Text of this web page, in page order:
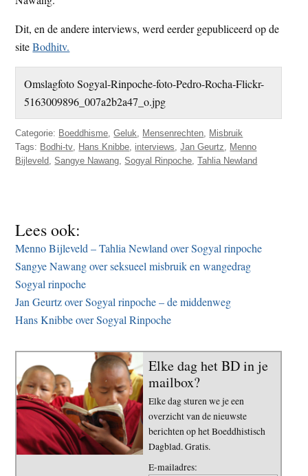
Dit, en de andere interviews, werd eerder gepubliceerd op de
siteBodhitv.
Omslagfoto Sogyal-Rinpoche-foto-Pedro-Rocha-Flickr-
5163009896_007a2b2a47_o.jpg
Categorie: Boeddhisme,Geluk, Mensenrechten, Misbruik
Tags: Bodhi-tv, Hans Knibbe, interviews,Jan Geurtz, Menno
Bijleveld,Sangye Nawang,Sogyal Rinpoche,Tahlia Newland
Lees ook:
Menno Bijleveld – Tahlia Newland over Sogyal rinpoche
Sangye Nawang over seksueel misbruik en wangedrag
Sogyal rinpoche
Jan Geurtz over Sogyal rinpoche – de middenweg
Hans Knibbe over Sogyal Rinpoche
Elke dag het BD in je
mailbox?
Elke dag sturen we je een
overzicht van de nieuwste
berichten op het Boeddhistisch
Dagblad. Gratis.
E-mailadres: